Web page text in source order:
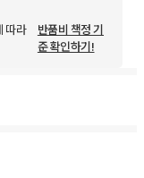
따라
반품비 책정 기
준 확인하기!